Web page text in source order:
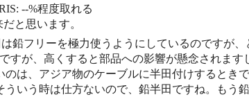
--%程度取れる
と思います。
鉛フリーを極力使うようにしているのですが
すが、高くすると部品への影響が懸念されま
のは、アジア物のケーブルに半田付けするとき
いう時は仕方ないので、鉛半田ですね。もう